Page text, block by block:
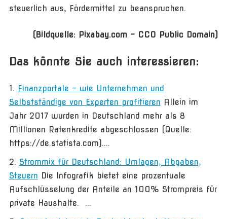
steuerlich aus, Fördermittel zu beanspruchen.
(Bildquelle: Pixabay.com – CC0 Public Domain)
Das könnte Sie auch interessieren:
Finanzportale – wie Unternehmen und
Selbstständige von Experten profitieren Allein im
Jahr 2017 wurden in Deutschland mehr als 8
Millionen Ratenkredite abgeschlossen (Quelle:
https://de.statista.com)....
Strommix für Deutschland: Umlagen, Abgaben,
Steuern Die Infografik bietet eine prozentuale
Aufschlüsselung der Anteile an 100% Strompreis für
private Haushalte. ...